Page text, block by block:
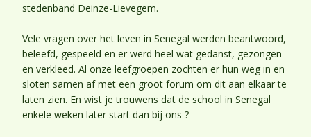
stedenband Deinze-Lievegem.
Vele vragen over het leven in Senegal werden beantwoord,
beleefd, gespeeld en er werd heel wat gedanst, gezongen
en verkleed. Al onze leefgroepen zochten er hun weg in en
sloten samen af met een groot forum om dit aan elkaar te
laten zien. En wist je trouwens dat de school in Senegal
enkele weken later start dan bij ons ?